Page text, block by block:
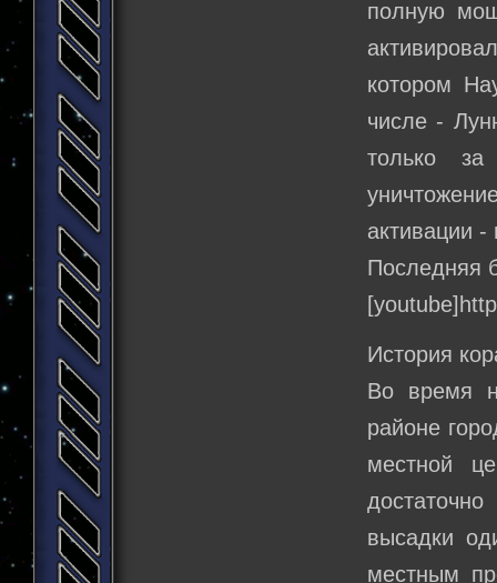
полную
котором
числе -
только
активации
Последняя
История
Во время
районе
местной
высадки
местным